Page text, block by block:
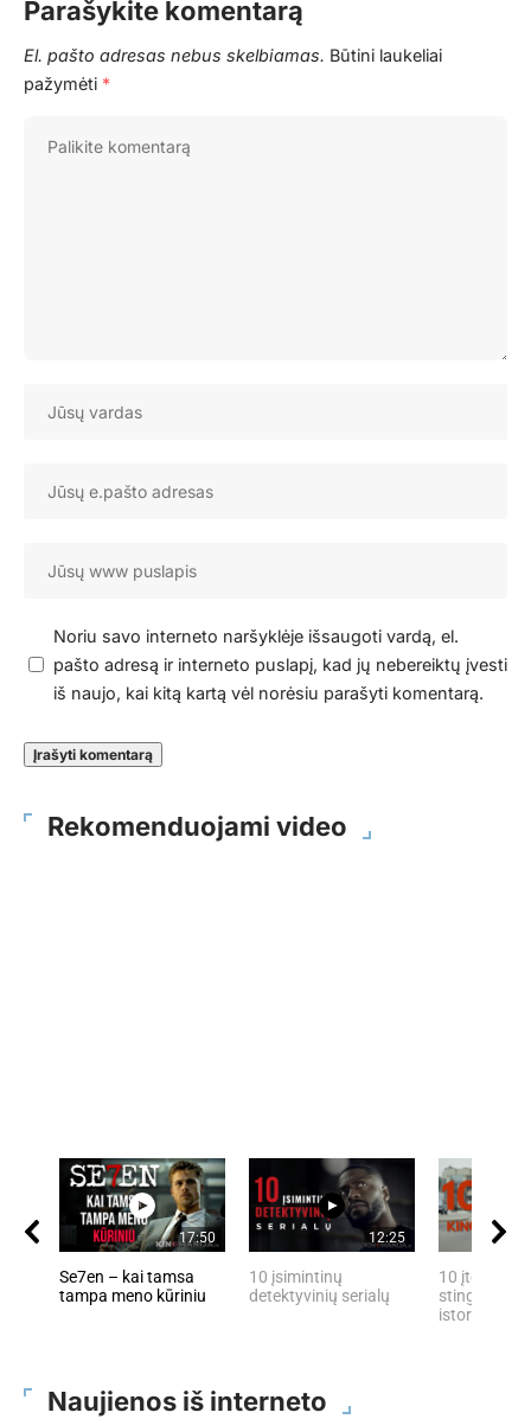
Parašykite komentarą
El. pašto adresas nebus skelbiamas. Būtini laukeliai
pažymėti *
Noriu savo interneto naršyklėje išsaugoti vardą, el.
pašto adresą ir interneto puslapį, kad jų nebereiktų įvesti
iš naujo, kai kitą kartą vėl norėsiu parašyti komentarą.
Rekomenduojami video
17:50
Se7en – kai tamsa
tampa meno kūriniu
12:25
10 įsimintinų
detektyvinių serialų
10 įtemptų,
stingdančių
istorijų
Naujienos iš interneto